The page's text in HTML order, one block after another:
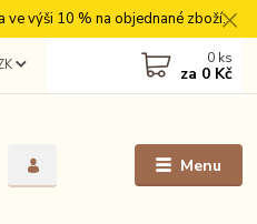
výši 10 % na objednané zboží.
Menu
0 ks
za 0 Kč